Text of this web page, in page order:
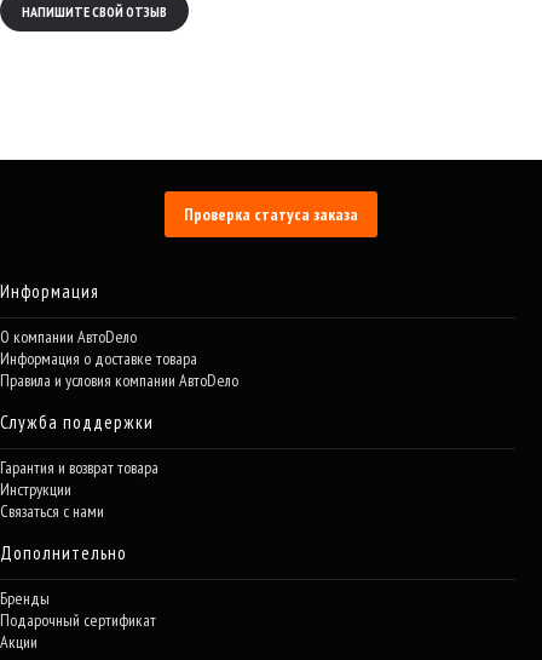
НАПИШИТЕ СВОЙ ОТЗЫВ
Проверка статуса заказа
Информация
О компании АвтоDело
Информация о доставке товара
Правила и условия компании АвтоDело
Служба поддержки
Гарантия и возврат товара
Инструкции
Связаться с нами
Дополнительно
Бренды
Подарочный сертификат
Акции